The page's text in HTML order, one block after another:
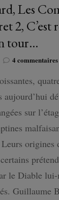
Les
2, C’est
tour…
4 commentaires
sur
origines
le Diable
Guillaume